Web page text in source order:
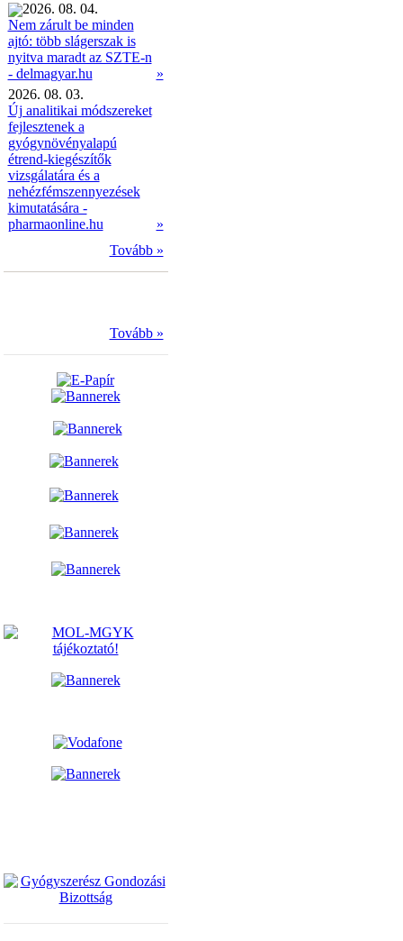
2026. 08. 04.
Nem zárult be minden
ajtó: több slágerszak is
nyitva maradt az SZTE-n
- delmagyar.hu
»
2026. 08. 03.
Új analitikai módszereket
fejlesztenek a
gyógynövényalapú
étrend-kiegészítők
vizsgálatára és a
nehézfémszennyezések
kimutatására -
pharmaonline.hu
»
Tovább »
Tovább »